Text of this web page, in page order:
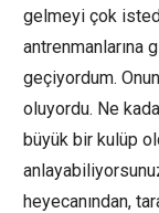
gelmeyi çok
antrenmanlarına
geçiyordum.
oluyordu. Ne
büyük bir kulüp
heyecanından,